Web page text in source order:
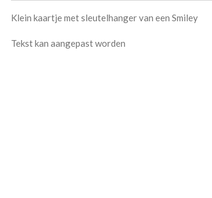
Klein kaartje met sleutelhanger van een Smiley
Tekst kan aangepast worden